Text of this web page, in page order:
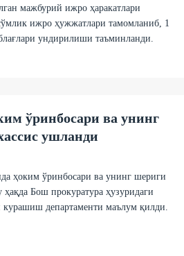
мажбурий ижро ҳаракатлари
ижро ҳужжатлари тамомланиб, 1
ундирилиши таъминланди.
ўринбосари ва унинг
ушланди
ҳоким ўринбосари ва унинг шериги
Бош прокуратура ҳузуридаги
департаменти маълум қилди.